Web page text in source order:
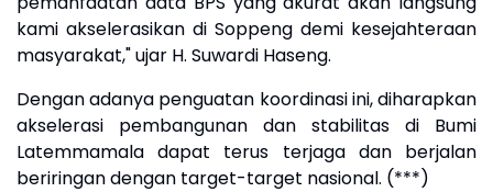
kami akselerasikan di Soppeng demi kesejahteraan
masyarakat," ujar H. Suwardi Haseng.
Dengan adanya penguatan koordinasi ini, diharapkan
akselerasi pembangunan dan stabilitas di Bumi
Latemmamala dapat terus terjaga dan berjalan
beriringan dengan target-target nasional. (***)